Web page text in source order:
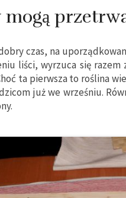
czas, na
liści, wyrzuca się
ta pierwsza to roślina
już we wrześniu.